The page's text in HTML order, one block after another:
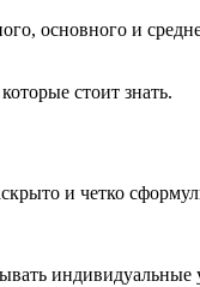
основного и
стоит знать.
и четко